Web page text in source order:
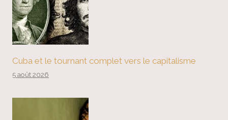
Cuba et le tournant complet vers le capitalisme
5 août 2026